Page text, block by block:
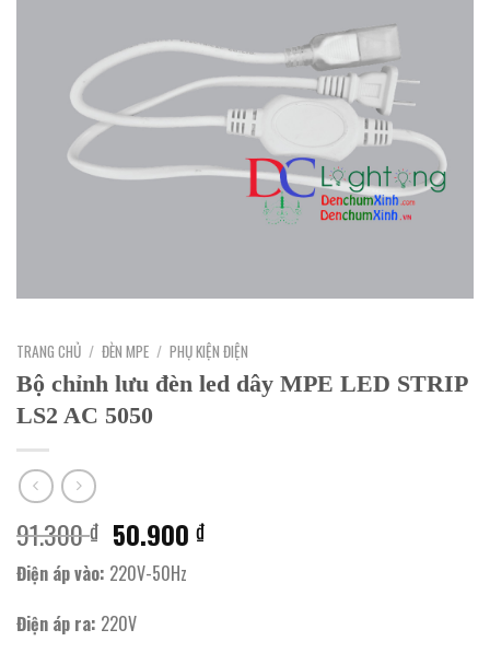
TRANG CHỦ / ĐÈN MPE / PHỤ KIỆN ĐIỆN
Bộ chỉnh lưu đèn led dây MPE LED STRIP
LS2 AC 5050
91.300₫ Giá
gốc
là:
91.300 ₫.
50.900₫Giá
Điện áp vào: 220V-50Hz
Điện áp ra: 220V